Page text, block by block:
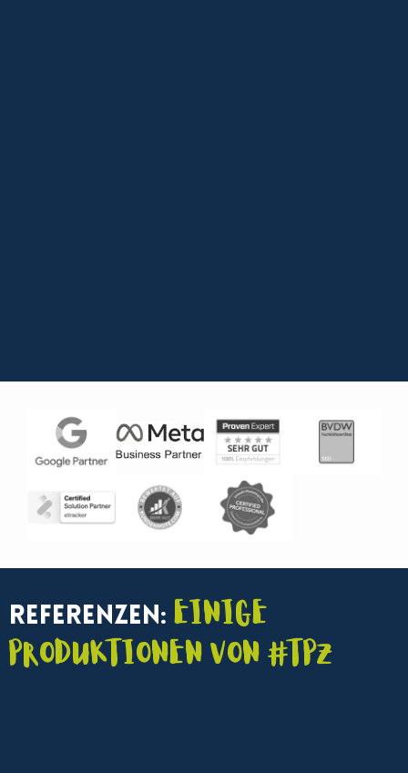
Referenzen: Einige
Produktionen von #TPZ